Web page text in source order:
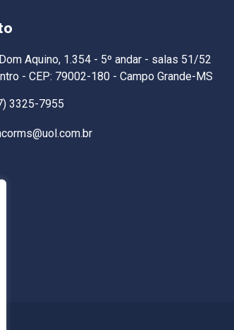
Aquino, 1.354 - 5º andar - salas 51/52
- CEP: 79002-180 - Campo Grande-MS
3325-7955